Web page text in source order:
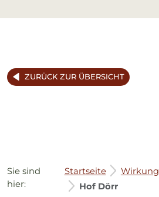
ZURÜCK ZUR ÜBERSICHT
Sie sind
hier:
Startseite Wirkung
Hof Dörr